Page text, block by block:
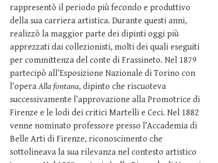
rappresentò il periodo più fecondo e produttivo
della sua carriera artistica. Durante questi anni,
realizzò la maggior parte dei dipinti oggi più
apprezzati dai collezionisti, molti dei quali eseguiti
per committenza del conte di Frassineto. Nel 1879
partecipò all’Esposizione Nazionale di Torino con
l’operaAlla fontana, dipinto che riscuoteva
successivamente l’approvazione alla Promotrice di
Firenze e le lodi dei critici Martelli e Ceci. Nel 1882
venne nominato professore presso l’Accademia di
Belle Arti di Firenze, riconoscimento che
sottolineava la sua rilevanza nel contesto artistico